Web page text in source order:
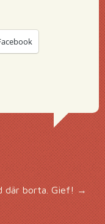
där borta. Gief! →